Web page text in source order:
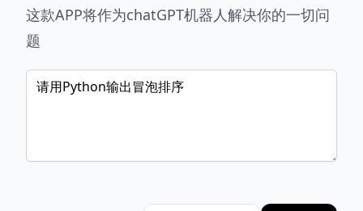
这款APP将作为chatGPT机器人解决你的一切问
题